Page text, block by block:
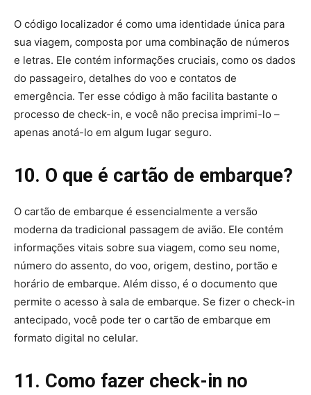
O código localizador é como uma identidade única para
sua viagem, composta por uma combinação de números
e letras. Ele contém informações cruciais, como os dados
do passageiro, detalhes do voo e contatos de
emergência. Ter esse código à mão facilita bastante o
processo de check-in, e você não precisa imprimi-lo –
apenas anotá-lo em algum lugar seguro.
10. O que é cartão de embarque?
O cartão de embarque é essencialmente a versão
moderna da tradicional passagem de avião. Ele contém
informações vitais sobre sua viagem, como seu nome,
número do assento, do voo, origem, destino, portão e
horário de embarque. Além disso, é o documento que
permite o acesso à sala de embarque. Se fizer o check-in
antecipado, você pode ter o cartão de embarque em
formato digital no celular.
11. Como fazer check-in no